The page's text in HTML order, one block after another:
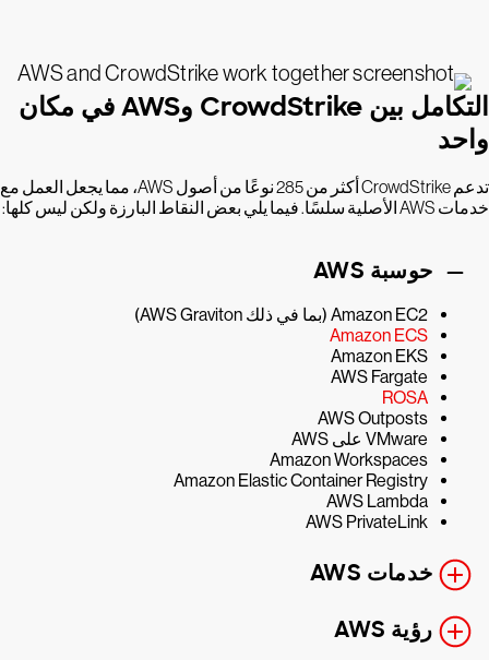
التكامل بين CrowdStrike وAWS في مكان
واحد
تدعم CrowdStrike أكثر من 285 نوعًا من أصول AWS، مما يجعل العمل مع
خدمات AWS الأصلية سلسًا. فيما يلي بعض النقاط البارزة ولكن ليس كلها:
حوسبة AWS
Amazon EC2 (بما في ذلك AWS Graviton)
Amazon ECS
Amazon EKS
AWS Fargate
ROSA
AWS Outposts
VMware على AWS
Amazon Workspaces
Amazon Elastic Container Registry
AWS Lambda
AWS PrivateLink
خدمات AWS
رؤية AWS